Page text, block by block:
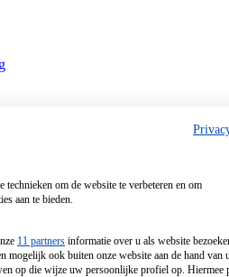
om de website te verbeteren en om
aan te bieden.
11 partners informatie over u als website
mogelijk ook buiten onze website aan de hand van
op die wijze uw persoonlijke profiel op. Hiermee